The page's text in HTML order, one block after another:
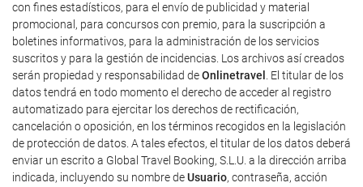
con fines estadísticos, para el envío de publicidad y material
promocional, para concursos con premio, para la suscripción a
boletines informativos, para la administración de los servicios
suscritos y para la gestión de incidencias. Los archivos así creados
serán propiedad y responsabilidad deOnlinetravel . El titular de los
datos tendrá en todo momento el derecho de acceder al registro
automatizado para ejercitar los derechos de rectificación,
cancelación o oposición, en los términos recogidos en la legislación
de protección de datos. A tales efectos, el titular de los datos deberá
enviar un escrito a Global Travel Booking, S.L.U. a la dirección arriba
indicada, incluyendo su nombre deUsuario, contraseña, acción